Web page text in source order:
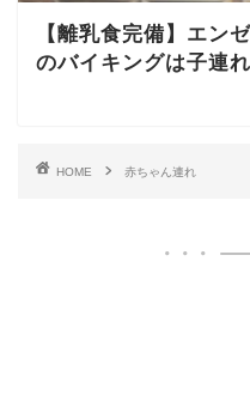
【離乳食完備】エン
のバイキングは子連
HOME 赤ちゃん連れ